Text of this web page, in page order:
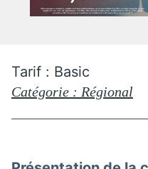
Tarif : Basic
Catégorie : Régional